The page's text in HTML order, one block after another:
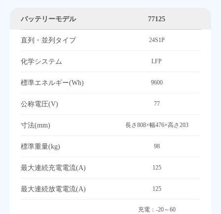
バッテリーモデル 77125
直列・並列タイプ 24S1P
化学システム LFP
標準エネルギー(Wh) 9600
公称電圧(V) 77
寸法(mm) 長さ808×幅476×高さ203
標準重量(kg) 98
最大連続充電電流(A) 125
最大連続放電電流(A) 125
充電：-20～60